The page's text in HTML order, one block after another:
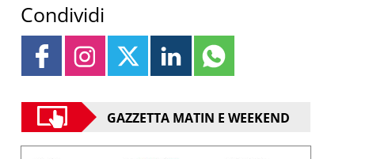
Condividi
GAZZETTA MATIN E WEEKEND